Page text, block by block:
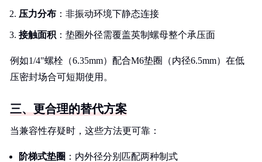
压力分布 ：非振动环境下静态连接
接触面积 ：垫圈外径需覆盖英制螺母整个承压面
例如1/4"螺栓（6.35mm）配合M6垫圈（内径6.5mm）在低
压密封场合可短期使用。
三、更合理的替代方案
当兼容性存疑时，这些方法更可靠：
阶梯式垫圈 ：内外径分别匹配两种制式